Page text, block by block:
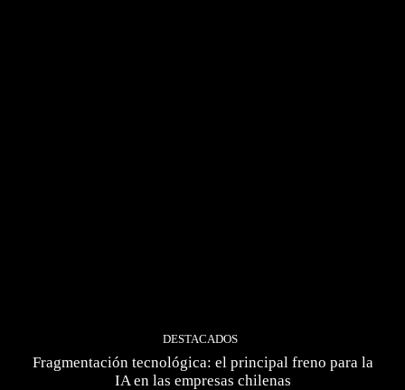
DESTACADOS
Fragmentación tecnológica: el principal freno para la
IA en las empresas chilenas